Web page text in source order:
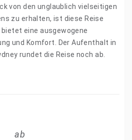
von den unglaublich vielseitigen
zu erhalten, ist diese Reise
eine ausgewogene
und Komfort. Der Aufenthalt in
rundet die Reise noch ab.
ab